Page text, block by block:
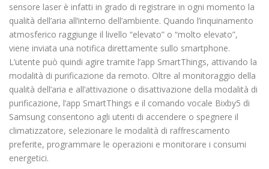
sensore laser è infatti in grado di registrare in ogni momento la
qualità dell’aria all’interno dell’ambiente. Quando l’inquinamento
atmosferico raggiunge il livello “elevato” o “molto elevato”,
viene inviata una notifica direttamente sullo smartphone.
L’utente può quindi agire tramite l’app SmartThings, attivando la
modalità di purificazione da remoto. Oltre al monitoraggio della
qualità dell’aria e all’attivazione o disattivazione della modalità di
purificazione, l’app SmartThings e il comando vocale Bixby5 di
Samsung consentono agli utenti di accendere o spegnere il
climatizzatore, selezionare le modalità di raffrescamento
preferite, programmare le operazioni e monitorare i consumi
energetici.